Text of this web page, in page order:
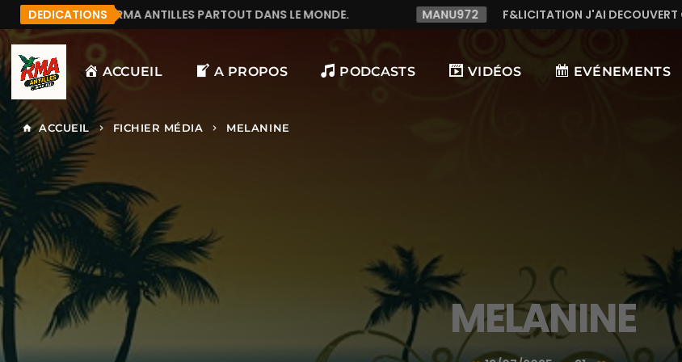
DEDICATIONS
ANTILLES PARTOUT DANS LE MONDE. MANU972 F&LICITATION J'AI DECOUVERT CETTE RADIO C LE
ACCUEIL A PROPOS PODCASTS VIDÉOS EVÉNEMENTS
home ACCUEIL keyboard_arrow_right FICHIER MÉDIA keyboard_arrow_right MELANINE
MELANINE